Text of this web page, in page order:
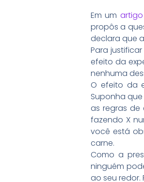
Em um
propôs a
declara que a
Para
efeito da
nenhuma
O efeito da
Suponha
as regras de
fazendo X
você está
carne.
Como a
ninguém
ao seu